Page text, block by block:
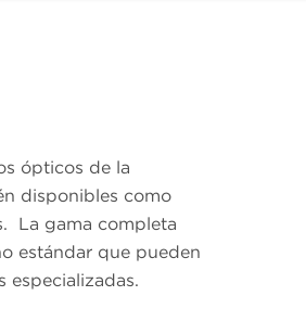
ópticos de la
disponibles como
La gama completa
estándar que pueden
especializadas.